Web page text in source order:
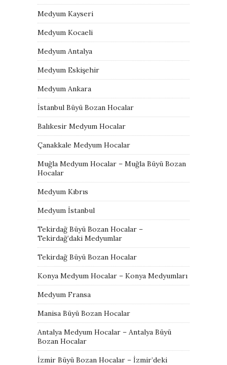
Medyum Kayseri
Medyum Kocaeli
Medyum Antalya
Medyum Eskişehir
Medyum Ankara
İstanbul Büyü Bozan Hocalar
Balıkesir Medyum Hocalar
Çanakkale Medyum Hocalar
Muğla Medyum Hocalar – Muğla Büyü Bozan
Hocalar
Medyum Kıbrıs
Medyum İstanbul
Tekirdağ Büyü Bozan Hocalar –
Tekirdağ’daki Medyumlar
Tekirdağ Büyü Bozan Hocalar
Konya Medyum Hocalar – Konya Medyumları
Medyum Fransa
Manisa Büyü Bozan Hocalar
Antalya Medyum Hocalar – Antalya Büyü
Bozan Hocalar
İzmir Büyü Bozan Hocalar – İzmir’deki